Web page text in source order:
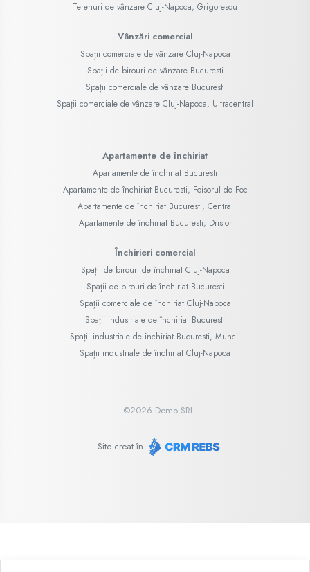
Terenuri de vânzare Cluj-Napoca, Grigorescu
Vânzări comercial
Spații comerciale de vânzare Cluj-Napoca
Spații de birouri de vânzare Bucuresti
Spații comerciale de vânzare Bucuresti
Spații comerciale de vânzare Cluj-Napoca, Ultracentral
Apartamente de închiriat
Apartamente de închiriat Bucuresti
Apartamente de închiriat Bucuresti, Foisorul de Foc
Apartamente de închiriat Bucuresti, Central
Apartamente de închiriat Bucuresti, Dristor
Închirieri comercial
Spații de birouri de închiriat Cluj-Napoca
Spații de birouri de închiriat Bucuresti
Spații comerciale de închiriat Cluj-Napoca
Spații industriale de închiriat Bucuresti
Spații industriale de închiriat Bucuresti, Muncii
Spații industriale de închiriat Cluj-Napoca
©2026 Demo SRL
Site creat în